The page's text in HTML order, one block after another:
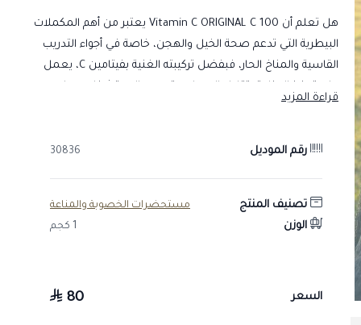
هل تعلم أن Vitamin C ORIGINAL C 100 يعتبر من أهم المكملات
البيطرية التي تدعم صحة الخيل والهجن، خاصة في أجواء التدريب
القاسية والمناخ الحار، فبفضل تركيبته الغنية بفيتامين C، يعمل
تقوية المناعة ودعم الدفاعات الطبيعية للجسم.
المساعدة في مقاومة الإجهاد الحراري خلال الصيف.
حماية الخلايا من تأثير الجهد والإرهاق.
قراءة المزيد
رقم الموديل 30836
تصنيف المنتج مستحضرات الخصوبة والمناعة
الوزن 1 كجم
السعر 80